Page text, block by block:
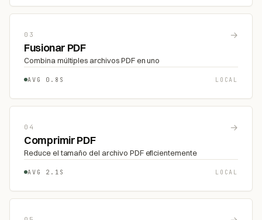
03 →
Fusionar PDF
Combina múltiples archivos PDF en uno
AVG 0.8S LOCAL
04 →
Comprimir PDF
Reduce el tamaño del archivo PDF eficientemente
AVG 2.1S LOCAL